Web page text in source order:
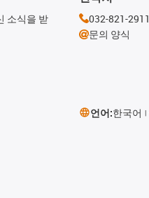
소식을 받
032-821-2911
문의 양식
언어:한국어